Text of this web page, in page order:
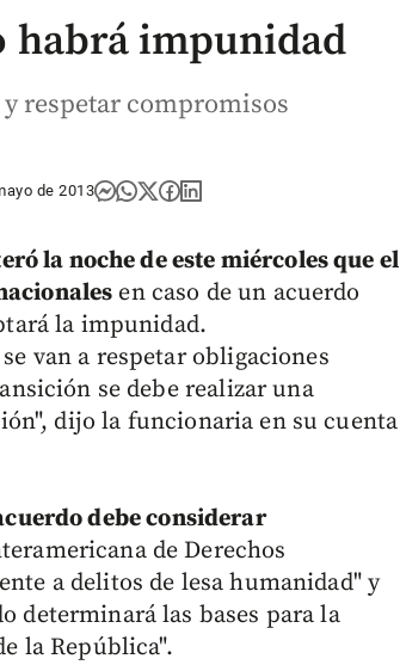
habrá impunidad
respetar compromisos
de 2013
la noche de este miércoles que el
en caso de un acuerdo
la impunidad.
van a respetar obligaciones
se debe realizar una
dijo la funcionaria en su cuenta
debe considerar
de Derechos
a delitos de lesa humanidad" y
determinará las bases para la
la República".